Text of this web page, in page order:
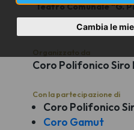
Cambia le
Teatro Comunale "G.
21:00
Coro Polifonico Siro
Con la partecipazione di
Coro Polifonico
Coro Gamut